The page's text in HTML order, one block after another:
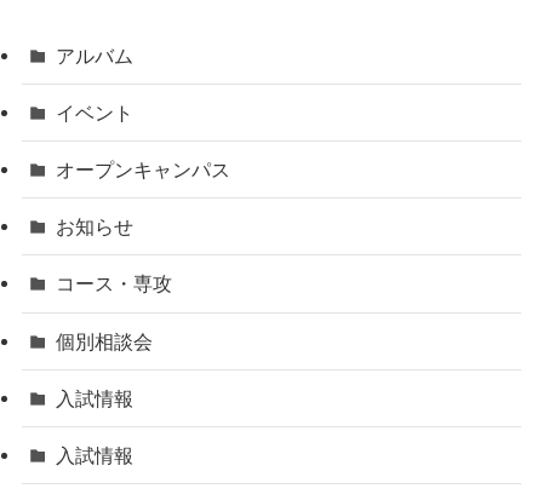
アルバム
イベント
オープンキャンパス
お知らせ
コース・専攻
個別相談会
入試情報
入試情報